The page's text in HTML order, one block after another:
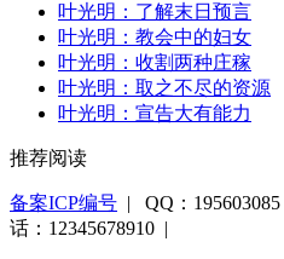
叶光明：了解末日预言
叶光明：教会中的妇女
叶光明：收割两种庄稼
叶光明：取之不尽的资源
叶光明：宣告大有能力
推荐阅读
备案ICP编号 | QQ：
话：12345678910 |